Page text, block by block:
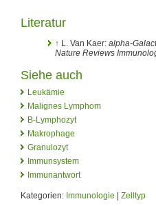
Literatur
↑ L. Van Kaer: alpha-
Nature Reviews
Siehe auch
Leukämie
Malignes Lymphom
B-Lymphozyt
Makrophage
Granulozyt
Immunsystem
Immunantwort
Kategorien: Immunologie | Zelltyp